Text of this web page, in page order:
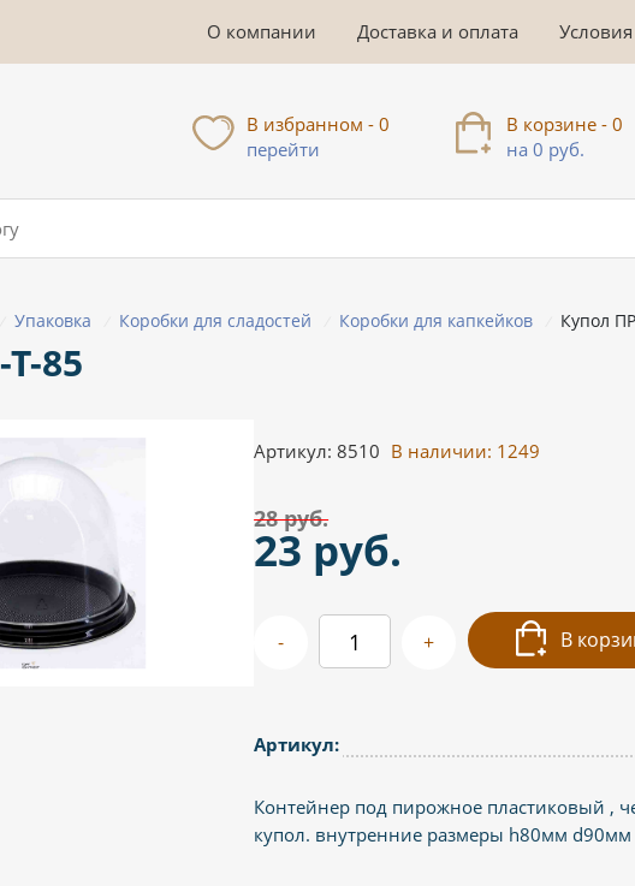
О компании Доставка и оплата
В избранном - 0
перейти
В корзине - 0
на 0 руб.
Упаковка Коробки для сладостей Коробки для капкейков Купол
85
Артикул: 8510 В наличии: 1249
28 руб.
23 руб.
- + В
Артикул:
Контейнер под пирожное пластиковый ,
купол. внутренние размеры h80мм